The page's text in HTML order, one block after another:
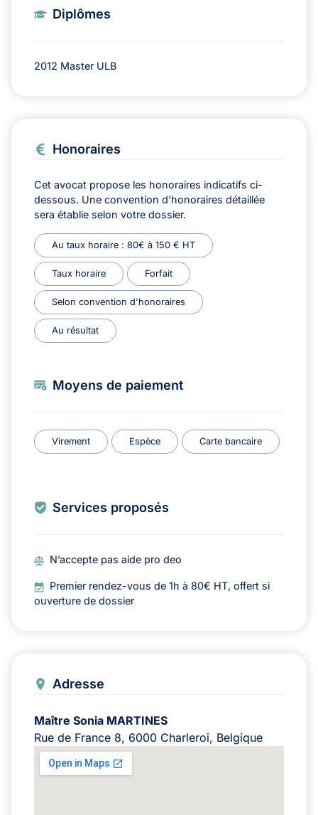
Diplômes
2012 Master ULB
Honoraires
Cet avocat propose les honoraires indicatifs ci-
dessous. Une convention d'honoraires détaillée
sera établie selon votre dossier.
Au taux horaire : 80€ à 150 € HT
Taux horaire Forfait
Selon convention d'honoraires
Au résultat
Moyens de paiement
Virement Espèce Carte bancaire
Services proposés
N’accepte pas aide pro deo
Premier rendez-vous de 1h à 80€ HT, offert si
ouverture de dossier
Adresse
Maître Sonia MARTINES
Rue de France 8, 6000 Charleroi, Belgique